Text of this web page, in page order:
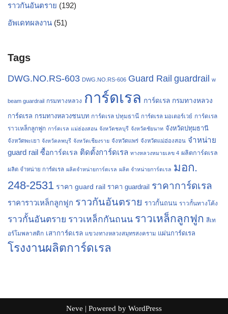
ราวกันอันตราย (192)
อัพเดทผลงาน (51)
Tags
DWG.NO.RS-603 DWG.NO.RS-606 Guard Rail guardrail w
beam guardrail กรมทางหลวง การ์ดเรล การ์ดเรล กรมทางหลวง
การ์ดเรล กรมทางหลวงชนบท การ์ดเรล ปทุมธานี การ์ดเรล มอเตอร์เวย์ การ์ดเรล
ราวเหล็กลูกฟูก การ์ดเรล แม่ฮ่องสอน จังหวัดชลบุรี จังหวัดชัยนาท จังหวัดปทุมธานี
จังหวัดพะเยา จังหวัดลพบุรี จังหวัดเชียงราย จังหวัดแพร่ จังหวัดแม่ฮ่องสอน จำหน่าย
guard rail ซื้อการ์ดเรล ติดตั้งการ์ดเรล ทางหลวงหมายเลข 4 ผลิตการ์ดเรล
ผลิต จำหน่าย การ์ดเรล ผลิตจำหน่ายการ์ดเรล ผลิต จำหน่ายการ์ดเรล มอก.
248-2531 ราคา guard rail ราคา guardrail ราคาการ์ดเรล
ราคาราวเหล็กลูกฟูก ราวกันอันตราย ราวกั้นถนน ราวกั้นทางโค้ง
ราวกั้นอันตราย ราวเหล็กกันถนน ราวเหล็กลูกฟูก สีเท
อร์โมพลาสติก เสาการ์ดเรล แขวงทางหลวงสมุทรสงคราม แผ่นการ์ดเรล
โรงงานผลิตการ์ดเรล
Neve | Powered by WordPress